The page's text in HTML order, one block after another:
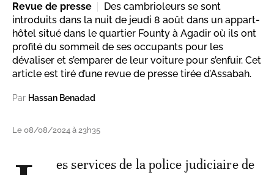
Revue de presse
Des cambrioleurs se sont
introduits dans la nuit de jeudi 8 août dans un appart-
hôtel situé dans le quartier Founty à Agadir où ils ont
profité du sommeil de ses occupants pour les
dévaliser et s’emparer de leur voiture pour s’enfuir. Cet
article est tiré d’une revue de presse tirée d’Assabah.
Par Hassan Benadad
Le 08/08/2024 à 23h35
es services de la police judiciaire de